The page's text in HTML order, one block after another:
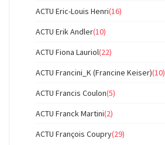
ACTU Eric-Louis Henri(16)
ACTU Erik Andler(10)
ACTU Fiona Lauriol(22)
ACTU Francini_K (Francine Keiser)(10)
ACTU Francis Coulon(5)
ACTU Franck Martini(2)
ACTU François Coupry(29)